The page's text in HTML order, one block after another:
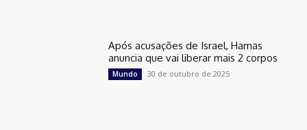
Após acusações de Israel, Hamas
anuncia que vai liberar mais 2 corpos
Mundo 30 de outubro de 2025